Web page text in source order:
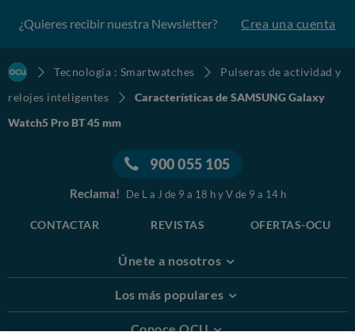
¿Quieres recibir nuestra Newsletter? Crea una cuenta
Tecnología : Smartwatches
Pulseras de actividad y
relojes inteligentes
Características de SAMSUNG Galaxy
Watch5 Pro BT 45 mm
900 055 105
Reclama! De L a J de 9 a 18 h y V de 9 a 14 h
CONTACTAR REVISTAS OFERTAS-OCU
Únete a nosotros
Los más populares
Conoce OCU